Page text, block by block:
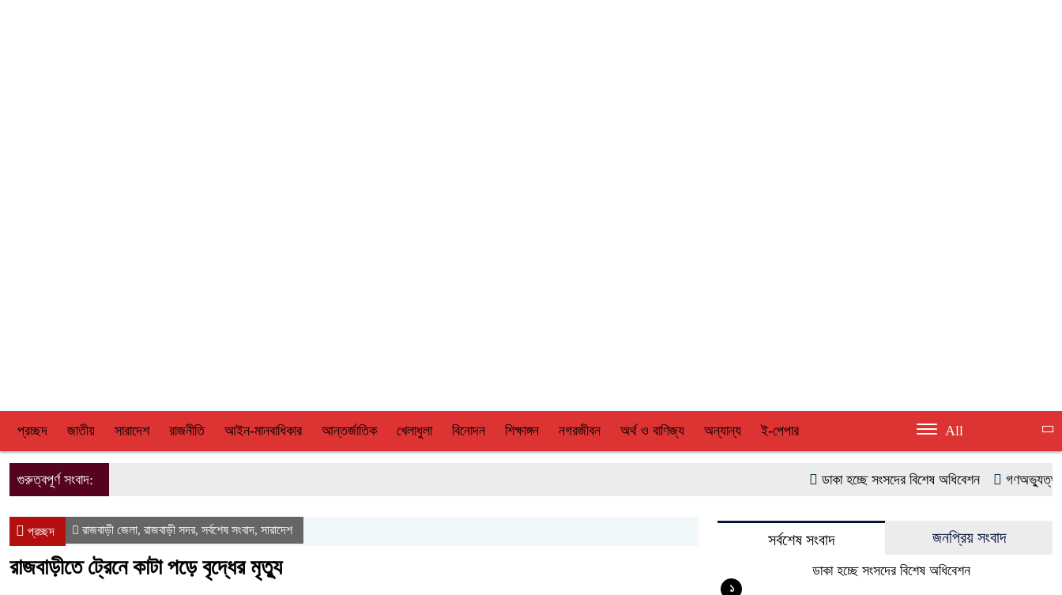
প্রচ্ছদ জাতীয় সারাদেশ রাজনীতি আইন-মানবাধিকার আন্তর্জাতিক খেলাধুলা বিনোদন শিক্ষাঙ্গন নগরজীবন অর্থ ও বাণিজ্য অন্যান্য ই-পেপার All
গুরুত্বপূর্ণ সংবাদ: ডাকা হচ্ছে সংসদের বিশেষ অধিবেশন গণঅভ্যুত্থানের
প্রচ্ছদ রাজবাড়ী জেলা, রাজবাড়ী সদর, সর্বশেষ সংবাদ, সারাদেশ
রাজবাড়ীতে ট্রেনে কাটা পড়ে বৃদ্ধের মৃত্যু
সর্বশেষ সংবাদ জনপ্রিয় সংবাদ
ডাকা হচ্ছে সংসদের বিশেষ অধিবেশন
১